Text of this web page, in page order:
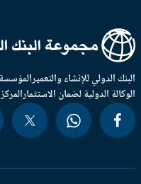
الدولي للإنشاء والتعميرالمؤسسة
الدولية لضمان الاستثمارالمركز